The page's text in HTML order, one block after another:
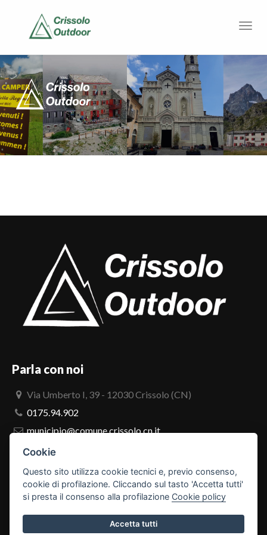
Parla con noi
Via Umberto I, 39 - 12030 Crissolo (CN)
0175.94.902
municipio@comune.crissolo.cn.it
comune.crissolo@pec.it
PRO LOCO
Cookie
Questo sito utilizza cookie tecnici e, previo consenso,
cookie di profilazione. Cliccando sul tasto 'Accetta tutti'
si presta il consenso alla profilazione Cookie policy
Accetta tutti